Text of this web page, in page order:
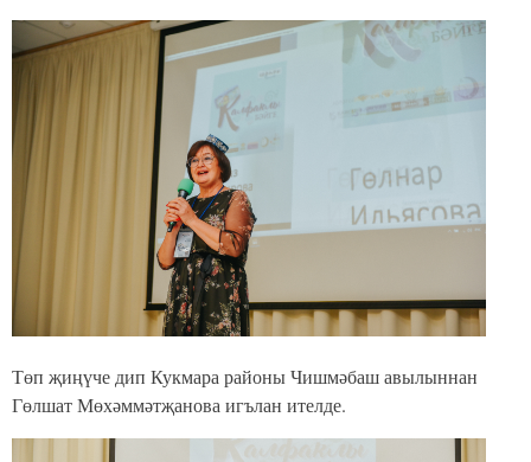
Төп җиңүче дип Кукмара районы Чишмәбаш авылыннан
Гөлшат Мөхәммәтҗанова игълан ителде.